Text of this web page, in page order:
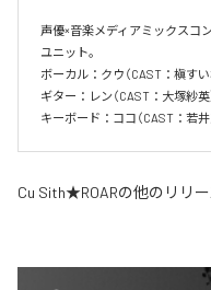
声優×音楽メディアミックスコ
ユニット。
ボーカル：クウ（CAST：槇すい
ギター：レン（CAST：大塚紗英
キーボード：ココ（CAST：若井
Cu Sith★ROARの他のリリー